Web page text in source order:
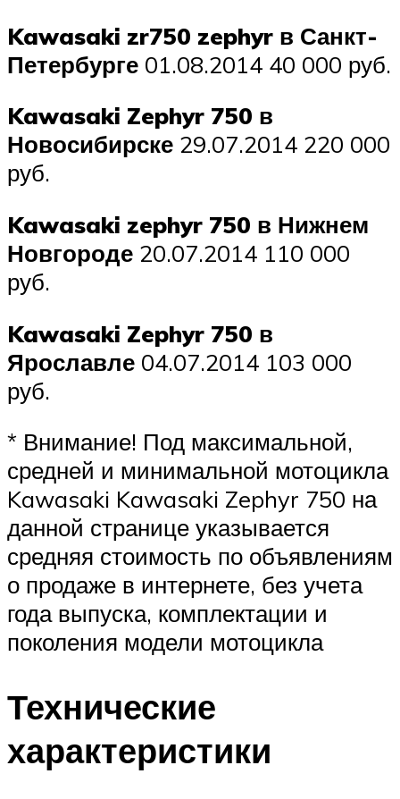
Kawasaki zr750 zephyr в Санкт-
Петербурге 01.08.2014 40 000 руб.
Kawasaki Zephyr 750 в
Новосибирске 29.07.2014 220 000
руб.
Kawasaki zephyr 750 в Нижнем
Новгороде 20.07.2014 110 000
руб.
Kawasaki Zephyr 750 в
Ярославле 04.07.2014 103 000
руб.
* Внимание! Под максимальной,
средней и минимальной мотоцикла
Kawasaki Kawasaki Zephyr 750 на
данной странице указывается
средняя стоимость по объявлениям
о продаже в интернете, без учета
года выпуска, комплектации и
поколения модели мотоцикла
Технические
характеристики